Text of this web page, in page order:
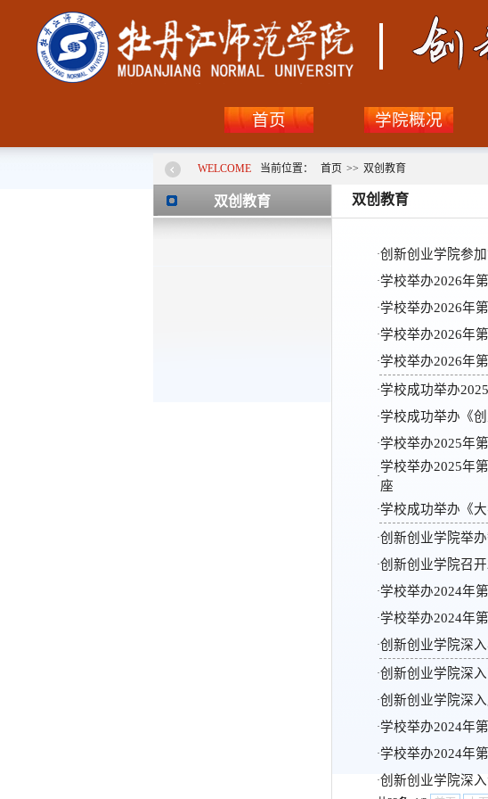
首页 学院概况
WELCOME 当前位置： 首页 >> 双创教育
双创教育 双创教育
·创新创业学院参
·学校举办2026年
·学校举办2026年
·学校举办2026年
·学校举办2026年
·学校成功举办
·学校成功举办《
·学校举办2025年
·
学校举办2025年
座
·学校成功举办《
·创新创业学院举
·创新创业学院召
·学校举办2024年
·学校举办2024年
·创新创业学院深
·创新创业学院深
·创新创业学院深
·学校举办2024年
·学校举办2024年
·创新创业学院深